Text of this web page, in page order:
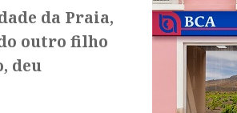
da Praia,
outro filho
deu